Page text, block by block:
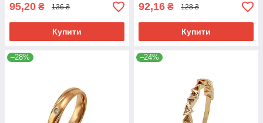
95,20 ₴ 136 ₴
Купити
92,16 ₴ 128 ₴
Купити
–28% –24%